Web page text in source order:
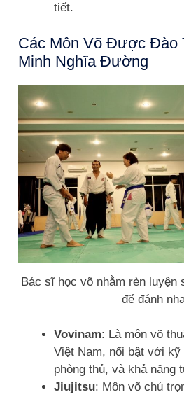
tiết.
Các Môn Võ Được Đào
Minh Nghĩa Đường
Bác sĩ học võ nhằm rèn luyện
để đánh
Vovinam: Là môn võ
Việt Nam, nổi bật với kỹ
phòng thủ, và khả năng
Jiujitsu: Môn võ chú